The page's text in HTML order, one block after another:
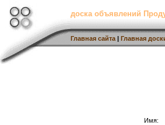
доска объявлений
Главная сайта | Главная
Имя: